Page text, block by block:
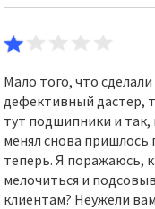
Мало того, что
дефективный дастер,
тут подшипники и так,
менял снова пришлось
теперь. Я поражаюсь,
мелочиться и
клиентам? Неужели